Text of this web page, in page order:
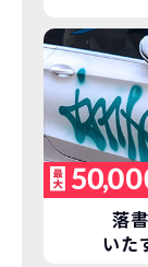
落
いた